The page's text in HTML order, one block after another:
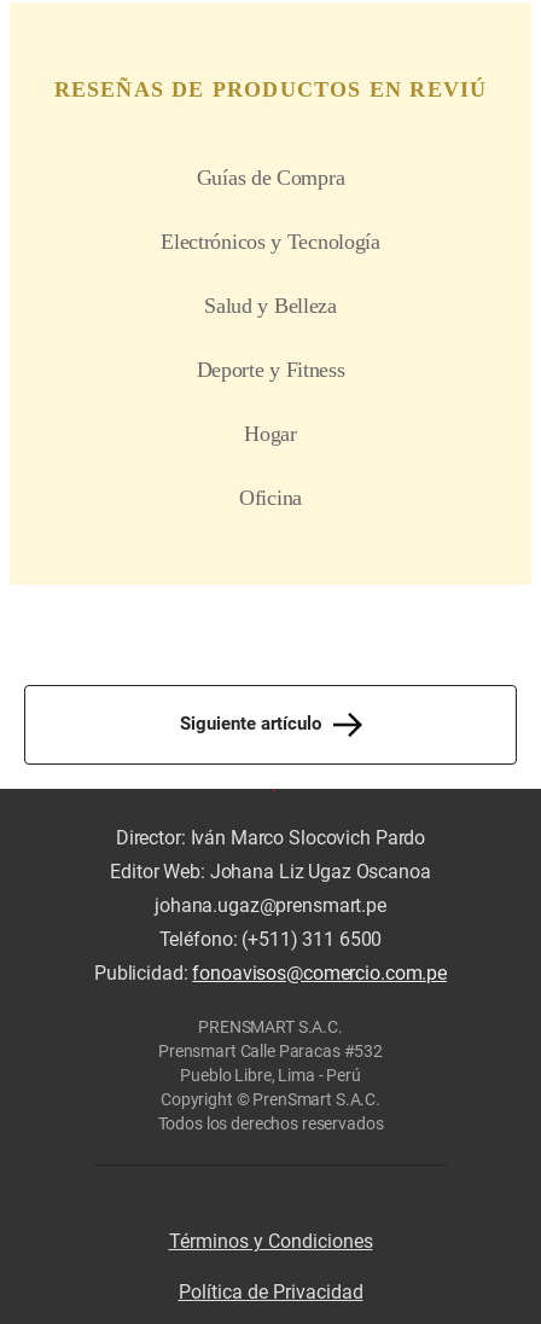
Siguiente artículo
Director: Iván Marco Slocovich Pardo
Editor Web: Johana Liz Ugaz Oscanoa
johana.ugaz@prensmart.pe
Teléfono: (+511) 311 6500
Publicidad:fonoavisos@comercio.com.pe
PRENSMART S.A.C.
Prensmart Calle Paracas #532
Pueblo Libre, Lima - Perú
Copyright © PrenSmart S.A.C.
Todos los derechos reservados
Términos y Condiciones
Política de Privacidad